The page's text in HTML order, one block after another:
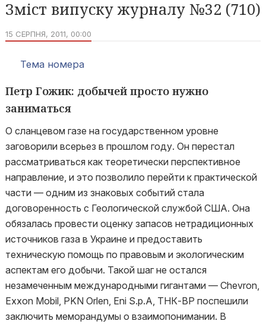
Зміст випуску журналу №32 (710)
15 СЕРПНЯ, 2011, 00:00
Тема номера
Петр Гожик: добычей просто нужно
заниматься
О сланцевом газе на государственном уровне
заговорили всерьез в прошлом году. Он перестал
рассматриваться как теоретически перспективное
направление, и это позволило перейти к практической
части — одним из знаковых событий стала
договоренность с Геологической службой США. Она
обязалась провести оценку запасов нетрадиционных
источников газа в Украине и предоставить
техническую помощь по правовым и экологическим
аспектам его добычи. Такой шаг не остался
незамеченным международными гигантами — Chevron,
Exxon Mobil, PKN Orlen, Eni S.p.A, ТНК-ВР поспешили
заключить меморандумы о взаимопонимании. В